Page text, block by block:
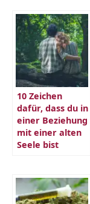
10 Zeichen
dafür, dass du in
einer Beziehung
mit einer alten
Seele bist